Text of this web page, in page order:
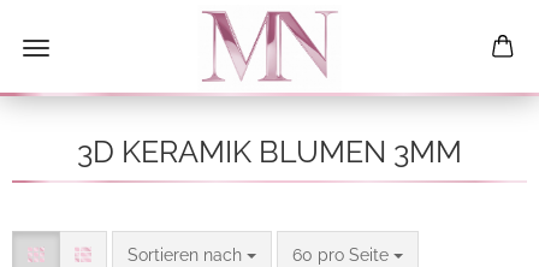
3D KERAMIK BLUMEN 3MM
Sortieren nach
Sortieren nach 60 pro Seite
pro Seite